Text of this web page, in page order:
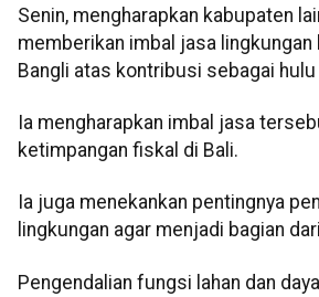
Senin, mengharapkan kabupaten
memberikan imbal jasa lingkungan
Bangli atas kontribusi sebagai hulu
Ia mengharapkan imbal jasa
ketimpangan fiskal di Bali.
Ia juga menekankan pentingnya
lingkungan agar menjadi bagian
Pengendalian fungsi lahan dan